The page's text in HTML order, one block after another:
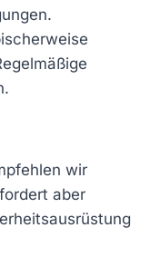
wir
aber